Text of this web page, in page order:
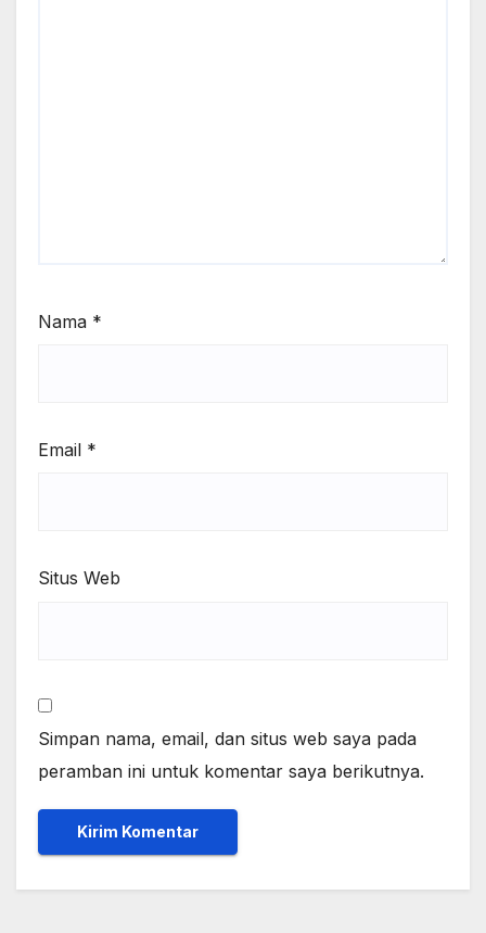
Nama *
Email *
Situs Web
Simpan nama, email, dan situs web saya pada
peramban ini untuk komentar saya berikutnya.